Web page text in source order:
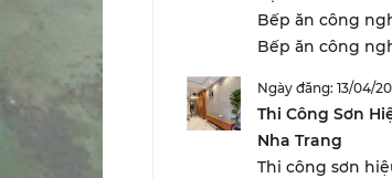
Bếp ăn công
Bếp ăn công
Ngày đăng: 13/04/
Thi Công Sơn
Nha Trang
Thi công sơn